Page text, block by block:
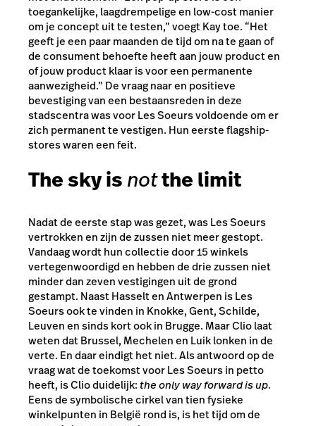
toegankelijke, laagdrempelige en low-cost manier
om je concept uit te testen,” voegt Kay toe. “Het
geeft je een paar maanden de tijd om na te gaan of
de consument behoefte heeft aan jouw product en
of jouw product klaar is voor een permanente
aanwezigheid.” De vraag naar en positieve
bevestiging van een bestaansreden in deze
stadscentra was voor Les Soeurs voldoende om er
zich permanent te vestigen. Hun eerste flagship-
stores waren een feit.
The sky is notthe limit
Nadat de eerste stap was gezet, was Les Soeurs
vertrokken en zijn de zussen niet meer gestopt.
Vandaag wordt hun collectie door 15 winkels
vertegenwoordigd en hebben de drie zussen niet
minder dan zeven vestigingen uit de grond
gestampt. Naast Hasselt en Antwerpen is Les
Soeurs ook te vinden in Knokke, Gent, Schilde,
Leuven en sinds kort ook in Brugge. Maar Clio laat
weten dat Brussel, Mechelen en Luik lonken in de
verte. En daar eindigt het niet. Als antwoord op de
vraag wat de toekomst voor Les Soeurs in petto
heeft, is Clio duidelijk: the only way forward is up.
Eens de symbolische cirkel van tien fysieke
winkelpunten in België rond is, is het tijd om de